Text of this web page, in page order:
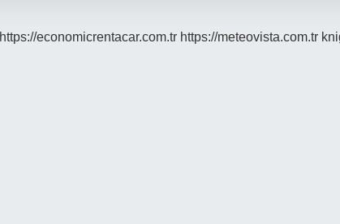
https://economicrentacar.com.tr https://meteovista.com.tr